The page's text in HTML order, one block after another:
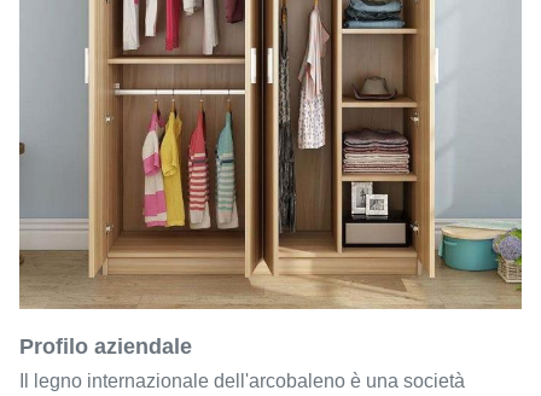
Profilo aziendale
Il legno internazionale dell'arcobaleno è una società